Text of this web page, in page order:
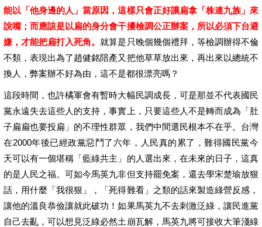
能以「他身邊的人」當原因，這樣只會正好讓扁拿「株連九族」來
說嘴；而應該是以扁的身分會干擾檢調公正辦案，所以必須下台避
嫌，才能把扁打入死角。就算是只晚個幾個禮拜，等檢調辦得不倫
不類，表現出為了趙健銘陪產又把他草草放出來，再出來以總統不
換人，弊案辦不好為由，這不是都很漂亮嗎？
這段時間，也許橘軍會有暫時大幅民調成長，可是那並不代表國民
黨永遠失去這些人的支持，事實上，只要這些人不是轉而成為「肚
子扁扁也要投扁」的不理性群眾，我們中間選民根本不在乎。台灣
在2000年後已經政黨惡鬥了六年，人民真的累了，難得國民黨今
天可以有一個堪稱「藍綠共主」的人選出來，在未來的日子，這真
的是人民之福。可如今馬英九非但支持罷免案，還去學宋楚瑜放狠
話，用什麼「我很狠」，「死得難看」之類的話來製造綠營反感，
讓他的溫良恭儉讓就此破功！如果馬英九不去刺激泛綠，讓民進黨
自己去亂，可以想見泛綠必然土崩瓦解，馬英九將可接收大筆淺綠